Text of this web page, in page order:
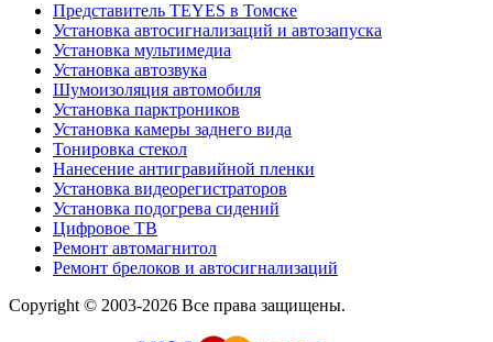
Представитель TEYES в Томске
Установка автосигнализаций и автозапуска
Установка мультимедиа
Установка автозвука
Шумоизоляция автомобиля
Установка парктроников
Установка камеры заднего вида
Тонировка стекол
Нанесение антигравийной пленки
Установка видеорегистраторов
Установка подогрева сидений
Цифровое ТВ
Ремонт автомагнитол
Ремонт брелоков и автосигнализаций
Copyright © 2003-2026 Все права защищены.